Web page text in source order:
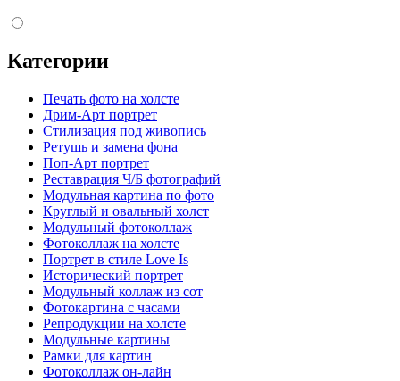
Категории
Печать фото на холсте
Дрим-Арт портрет
Стилизация под живопись
Ретушь и замена фона
Поп-Арт портрет
Реставрация Ч/Б фотографий
Модульная картина по фото
Круглый и овальный холст
Модульный фотоколлаж
Фотоколлаж на холсте
Портрет в стиле Love Is
Исторический портрет
Модульный коллаж из сот
Фотокартина с часами
Репродукции на холсте
Модульные картины
Рамки для картин
Фотоколлаж он-лайн